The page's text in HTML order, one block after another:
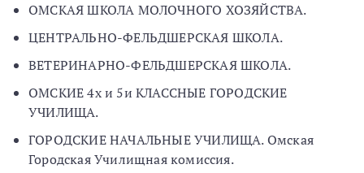
ОМСКАЯ ШКОЛА МОЛОЧНОГО ХОЗЯЙСТВА.
ЦЕНТРАЛЬНО-ФЕЛЬДШЕРСКАЯ ШКОЛА.
ВЕТЕРИНАРНО-ФЕЛЬДШЕРСКАЯ ШКОЛА.
ОМСКИЕ 4х и 5и КЛАССНЫЕ ГОРОДСКИЕ
УЧИЛИЩА.
ГОРОДСКИЕ НАЧАЛЬНЫЕ УЧИЛИЩА. Омская
Городская Училищная комиссия.